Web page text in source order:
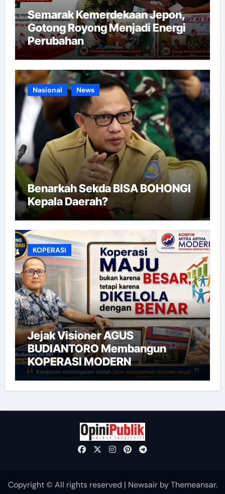
Semarak Kemerdekaan Jepon,
Gotong Royong Menjadi Energi
Perubahan
Nasional News
Benarkah Sekda BISA BOHONGI
Kepala Daerah?
KOPERASI
Jejak Visioner AGUS
BUDIANTORO Membangun
KOPERASI MODERN
Copyright © All rights reserved | NewsairbyThemeansar.